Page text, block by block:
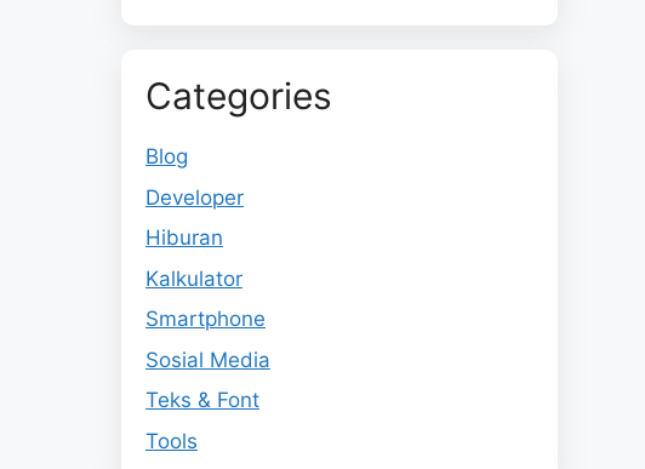
Categories
Blog
Developer
Hiburan
Kalkulator
Smartphone
Sosial Media
Teks & Font
Tools